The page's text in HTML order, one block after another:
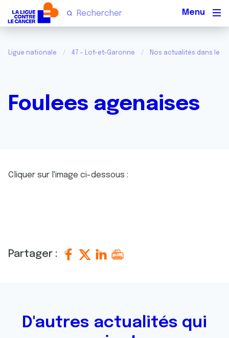
Ligue nationale 47 - Lot-et-Garonne Nos actualités dans le
Foulees agenaises
Cliquer sur l'image ci-dessous :
Partager :
D'autres actualités qui